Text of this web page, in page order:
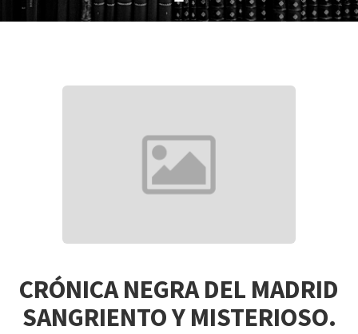
CRÓNICA NEGRA DEL MADRID
SANGRIENTO Y MISTERIOSO.